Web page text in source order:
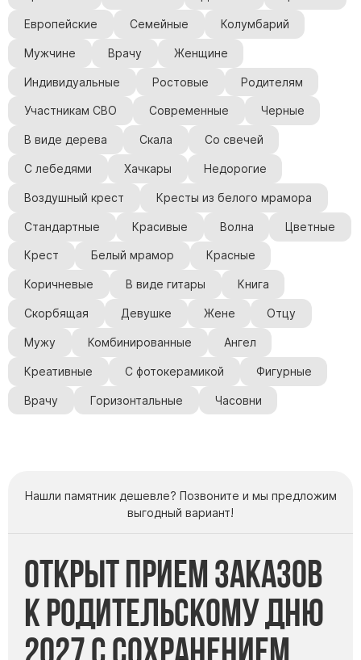
Европейские Семейные Колумбарий
Мужчине Врачу Женщине
Индивидуальные Ростовые Родителям
Участникам СВО Современные Черные
В виде дерева Скала Со свечей
С лебедями Хачкары Недорогие
Воздушный крест Кресты из белого мрамора
Стандартные Красивые Волна Цветные
Крест Белый мрамор Красные
Коричневые В виде гитары Книга
Скорбящая Девушке Жене Отцу
Мужу Комбинированные Ангел
Креативные С фотокерамикой Фигурные
Врачу Горизонтальные Часовни
Нашли памятник дешевле? Позвоните и мы предложим
выгодный вариант!
Открыт прием заказов
к Родительскому дню